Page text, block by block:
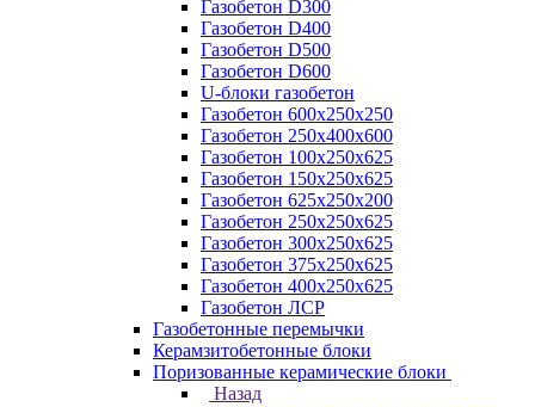
Газобетон D300
Газобетон D400
Газобетон D500
Газобетон D600
U-блоки газобетон
Газобетон 600x250x250
Газобетон 250x400x600
Газобетон 100х250х625
Газобетон 150х250х625
Газобетон 625х250х200
Газобетон 250х250х625
Газобетон 300х250х625
Газобетон 375х250х625
Газобетон 400х250х625
Газобетон ЛСР
Газобетонные перемычки
Керамзитобетонные блоки
Поризованные керамические блоки
Назад